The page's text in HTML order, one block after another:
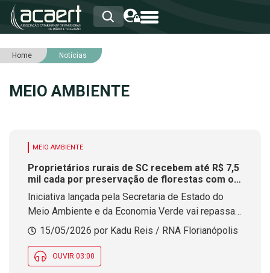
HOME
ASSOCIADOS
SERVIÇOS
Home Notícias
MEIO AMBIENTE
MEIO AMBIENTE
Proprietários rurais de SC recebem até R$ 7,5
mil cada por preservação de florestas com o
programa Mais Verde
Iniciativa lançada pela Secretaria de Estado do
Meio Ambiente e da Economia Verde vai repassar
R$ 70 milhões para até 20 mil beneficiados como
15/05/2026 por Kadu Reis / RNA Florianópolis
OUVIR 03:00